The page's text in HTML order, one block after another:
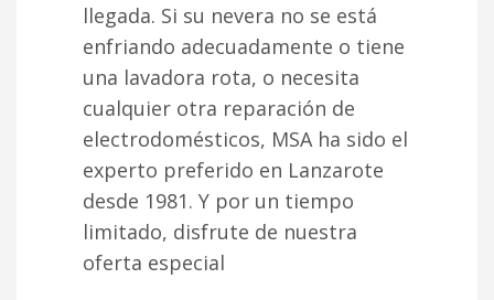
llegada. Si su nevera no se está
enfriando adecuadamente o tiene
una lavadora rota, o necesita
cualquier otra reparación de
electrodomésticos, MSA ha sido el
experto preferido en Lanzarote
desde 1981. Y por un tiempo
limitado, disfrute de nuestra
oferta especial